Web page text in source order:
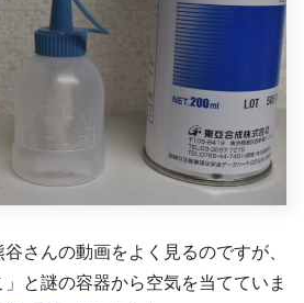
さんの動画をよく見るのですが、
と謎の容器から空気を当てていま